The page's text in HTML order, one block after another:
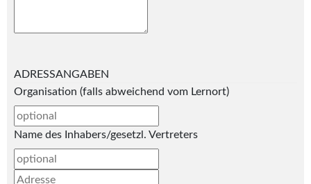
ADRESSANGABEN
Organisation (falls abweichend vom Lernort)
Name des Inhabers/gesetzl. Vertreters